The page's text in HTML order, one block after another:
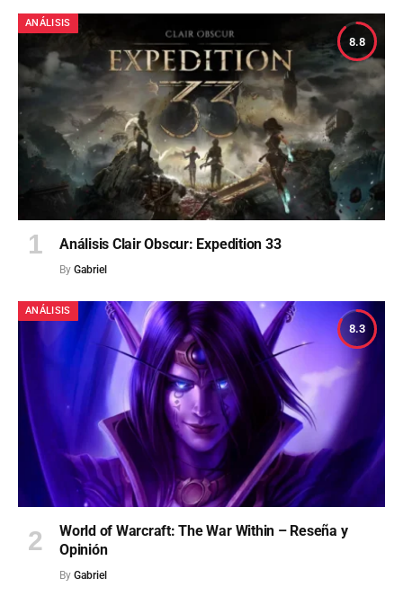
8.8
ANÁLISIS
Análisis Clair Obscur: Expedition 33
By Gabriel
8.3
ANÁLISIS
World of Warcraft: The War Within – Reseña y
Opinión
By Gabriel